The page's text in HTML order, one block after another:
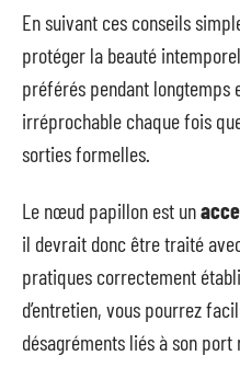
En suivant ces conseils
protéger la beauté
préférés pendant longtemps
irréprochable chaque fois
sorties formelles.
Le nœud papillon est un
il devrait donc être traité
pratiques correctement
d’entretien, vous pourrez
désagréments liés à son